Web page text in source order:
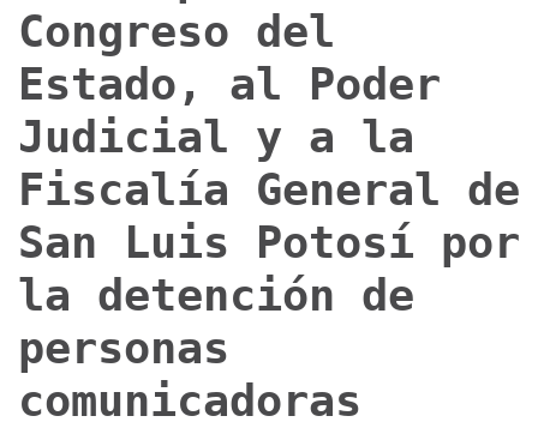
Congreso del
Estado, al Poder
Judicial y a la
Fiscalía General de
San Luis Potosí por
la detención de
personas
comunicadoras